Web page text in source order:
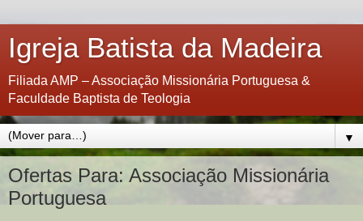
Igreja Batista da Madeira
Filiada AMP – Associação Missionária Portuguesa &
Faculdade Baptista de Teologia
▼
Ofertas Para: Associação Missionária
Portuguesa